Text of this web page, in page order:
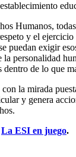
Humanos,
y el
puedan exigir
personalidad
de lo que
la mirada
y genera
La ESI en juego.